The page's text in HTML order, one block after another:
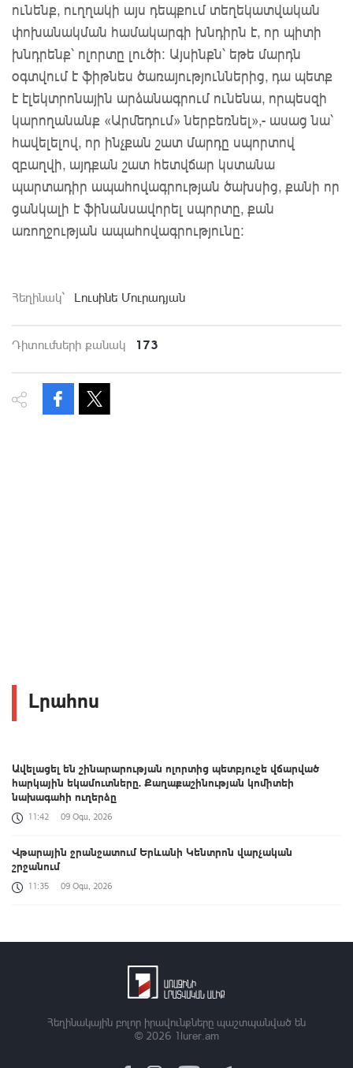
ունենք, ուղղակի այս դեպքում տեղեկատվական
փոխանակման համակարգի խնդիրն է, որ պիտի
խնդրենք՝ ոլորտը լուծի: Այսինքն՝ եթե մարդն
օգտվում է ֆիթնես ծառայություններից, դա պետք
է էլեկտրոնային արձանագրում ունենա, որպեսզի
կարողանանք «Արմեդում» ներբեռնել»,- ասաց նա՝
հավելելով, որ ինչքան շատ մարդը սպորտով
զբաղվի, այդքան շատ հետվճար կստանա
պարտադիր ապահովագրության ծախսից, քանի որ
ցանկալի է ֆինանսավորել սպորտը, քան
առողջության ապահովագրությունը:
Հեղինակ` Լուսինե Մուրադյան
Դիտումների քանակ 173
Լրահոս
Ավելացել են շինարարության ոլորտից պետբյուջե վճարված
հարկային եկամուտները. Քաղաքաշինության կոմիտեի
նախագահի ուղերձը
11:42 09 Օգս, 2026
Վթարային ջրանջատում Երևանի Կենտրոն վարչական
շրջանում
11:35 09 Օգս, 2026
վարչական շրջանում
Հեղինակային բոլոր իրավունքները պաշտպանված են
© 2026 1lurer.am